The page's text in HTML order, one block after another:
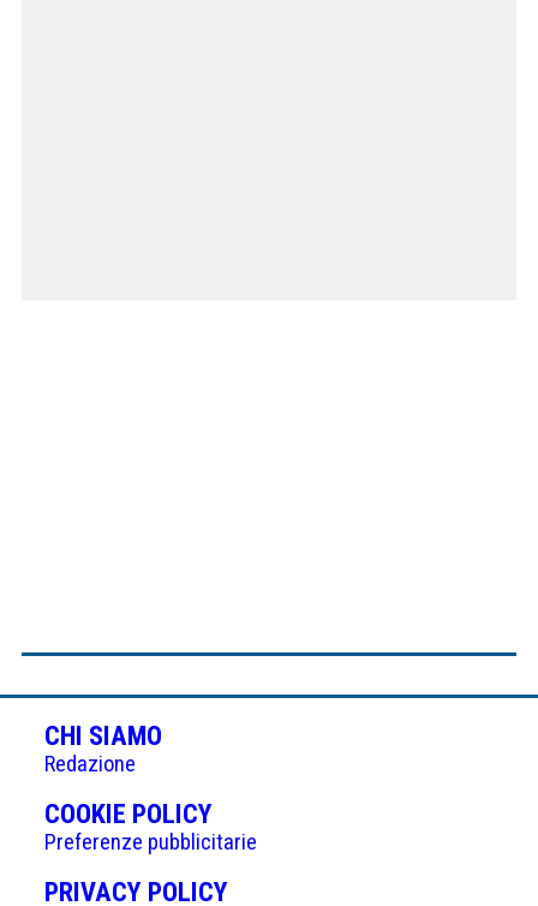
CHI SIAMO
Redazione
COOKIE POLICY(APRE
IN
UNA
Preferenze pubblicitarie
PRIVACY POLICY(APRE